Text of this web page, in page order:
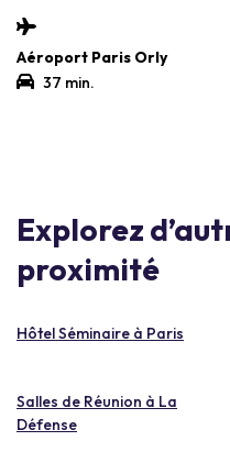
Aéroport Paris Orly
37 min.
Explorez
proximité
Hôtel Séminaire à Paris
Salles de Réunion à La
Défense